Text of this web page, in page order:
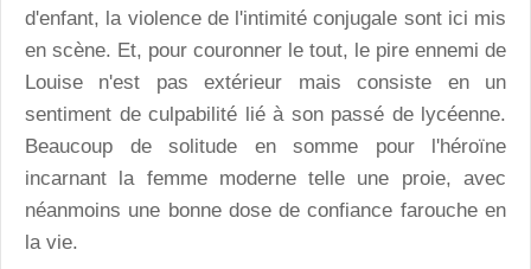
d'enfant, la violence de l'intimité conjugale sont ici mis
en scène. Et, pour couronner le tout, le pire ennemi de
Louise n'est pas extérieur mais consiste en un
sentiment de culpabilité lié à son passé de lycéenne.
Beaucoup de solitude en somme pour l'héroïne
incarnant la femme moderne telle une proie, avec
néanmoins une bonne dose de confiance farouche en
la vie.